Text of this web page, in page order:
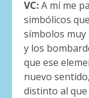
VC:A mí me
simbólicos
símbolos
y los
que ese
nuevo
distinto al que